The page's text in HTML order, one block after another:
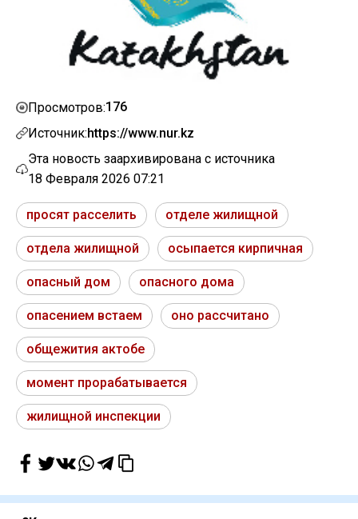
Просмотров:176
Источник:https://www.nur.kz
Эта новость заархивирована с источника
18 Февраля 2026 07:21
просят расселить отделе жилищной
отдела жилищной осыпается кирпичная
опасный дом опасного дома
опасением встаем оно рассчитано
общежития актобе
момент прорабатывается
жилищной инспекции